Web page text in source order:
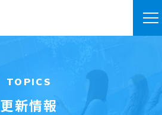
TOPICS
更新情報